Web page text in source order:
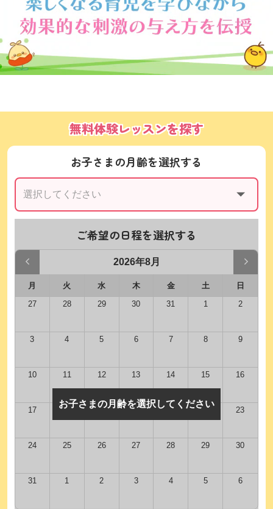
無料体験レッスンを探す
お子さまの月齢を選択する
ご希望の日程を選択する
2026年8月
月 火 水 木 金 土
日
27
28 29 30 31 1 2
3 4 5 6 7 8 9
10 11 12 13 14 15 16
17 18 19 20 21 22 23
24 25 26 27 28 29 30
31 1 2 3 4 5 6
お子さまの月齢を選択してください